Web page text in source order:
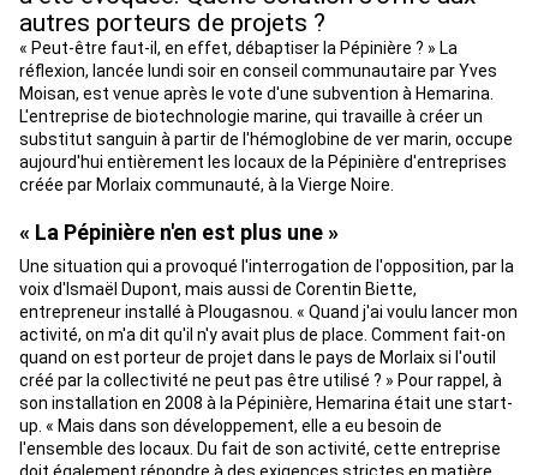
autres porteurs de projets ?
« Peut-être faut-il, en effet, débaptiser la Pépinière ? » La
réflexion, lancée lundi soir en conseil communautaire par Yves
Moisan, est venue après le vote d'une subvention à Hemarina.
L'entreprise de biotechnologie marine, qui travaille à créer un
substitut sanguin à partir de l'hémoglobine de ver marin, occupe
aujourd'hui entièrement les locaux de la Pépinière d'entreprises
créée par Morlaix communauté, à la Vierge Noire.
« La Pépinière n'en est plus une »
Une situation qui a provoqué l'interrogation de l'opposition, par la
voix d'Ismaël Dupont, mais aussi de Corentin Biette,
entrepreneur installé à Plougasnou. « Quand j'ai voulu lancer mon
activité, on m'a dit qu'il n'y avait plus de place. Comment fait-on
quand on est porteur de projet dans le pays de Morlaix si l'outil
créé par la collectivité ne peut pas être utilisé ? » Pour rappel, à
son installation en 2008 à la Pépinière, Hemarina était une start-
up. « Mais dans son développement, elle a eu besoin de
l'ensemble des locaux. Du fait de son activité, cette entreprise